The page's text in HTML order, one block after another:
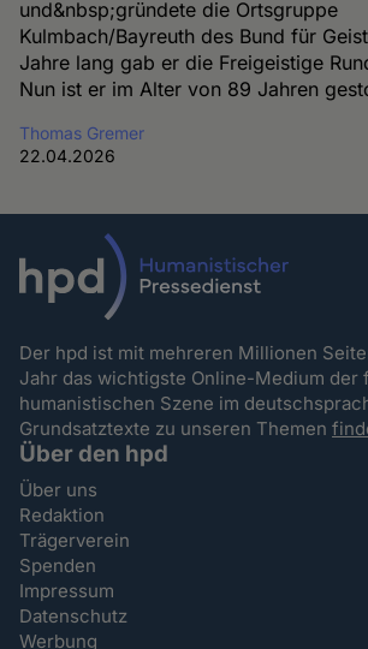
und&nbsp;gründete die Ortsgruppe
Kulmbach/Bayreuth des Bund für
Jahre lang gab er die Freigeistige
Nun ist er im Alter von 89 Jahren
Thomas Gremer
22.04.2026
Der hpd ist mit mehreren Millionen
Jahr das wichtigste Online-Medium der
humanistischen Szene im
Grundsatztexte zu unseren Themen
Über den hpd
Über uns
Redaktion
Trägerverein
Spenden
Impressum
Datenschutz
Werbung